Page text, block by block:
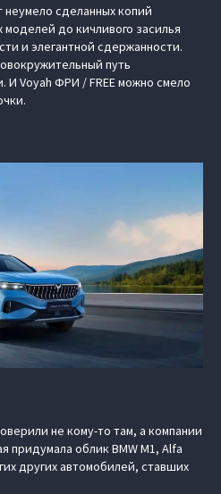
сделанных копий
до кичливого засилья
и элегантной сдержанности.
путь
И Voyah ФРИ / FREE можно смело
не кому-то там, а компании
придумала облик BMW M1, Alfa
других автомобилей, ставших